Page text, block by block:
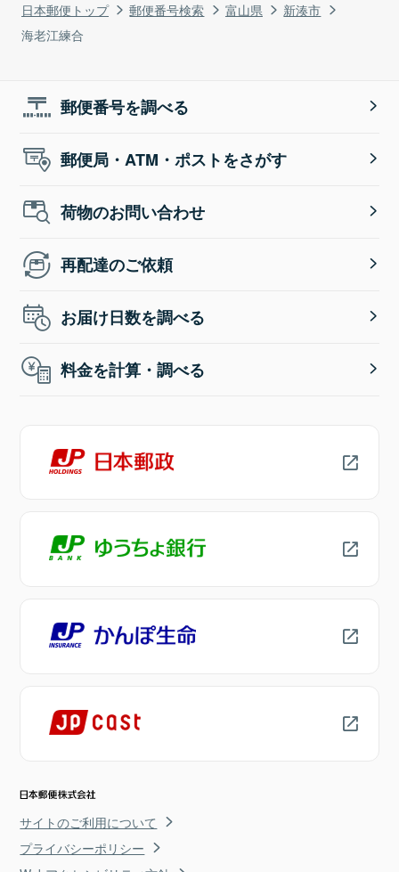
日本郵便トップ 郵便番号検索 富山県
新湊市
海老江練合
郵便番号を調べる
郵便局・ATM・ポストをさがす
荷物のお問い合わせ
再配達のご依頼
お届け日数を調べる
料金を計算・調べる
サイトのご利用について
プライバシーポリシー